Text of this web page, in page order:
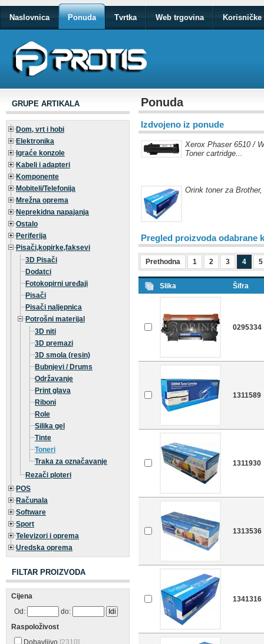
Naslovnica Ponuda Tvrtka Web trgovina Korisničke
GRUPE ARTIKALA
Dom, vrt i hobi
Elektronika
Igraće konzole
Kabeli i adapteri
Komponente
Mobiteli/Telefonija
Mrežna oprema
Neprekidna napajanja
Ostalo
Periferija
Pisači,kopirke,faksevi
3D Pisači
Dodatci
Fotokopirni uređaji
Pisači
Pisači naljepnica
Potrošni materijal
3D niti
3D premazi
3D smola (resin)
Bubnjevi / Drums
Održavanje
Print glava
Riboni
Role
Silika gel
Tinte
Toneri
Traka za označavanje
Rezači ploteri
POS
Računala
Software
Sport
Televizori i oprema
Uredska oprema
FILTAR PROIZVODA
Cijena
Od:
do:
Raspoloživost
Dobavljivo [2310]
Ponuda
Izdvojeno iz ponude
Xerox Phaser 6510 /
Toner cartridge...
Orink toner za Brother,
Pregled proizvoda odabrane
Prethodna 1 2 3 4 5
Slika Šifra
0295334
1311589
1311930
1313536
1341316